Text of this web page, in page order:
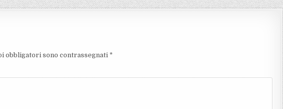
obbligatori sono contrassegnati *